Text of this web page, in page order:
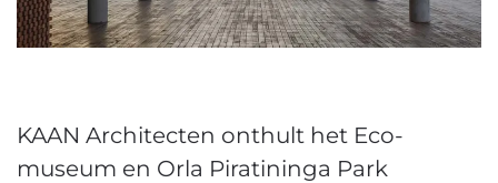
KAAN Architecten onthult het Eco-
museum en Orla Piratininga Park